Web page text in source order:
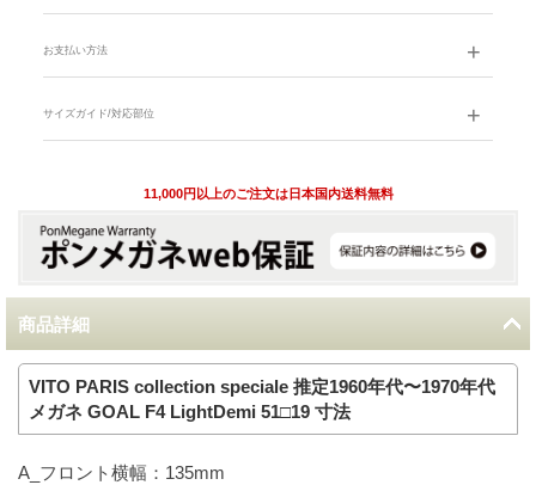
お支払い方法
サイズガイド/対応部位
11,000円以上のご注文は日本国内送料無料
商品詳細
VITO PARIS collection speciale 推定1960年代〜1970年代
メガネ GOAL F4 LightDemi 51□19 寸法
A_フロント横幅：135mm